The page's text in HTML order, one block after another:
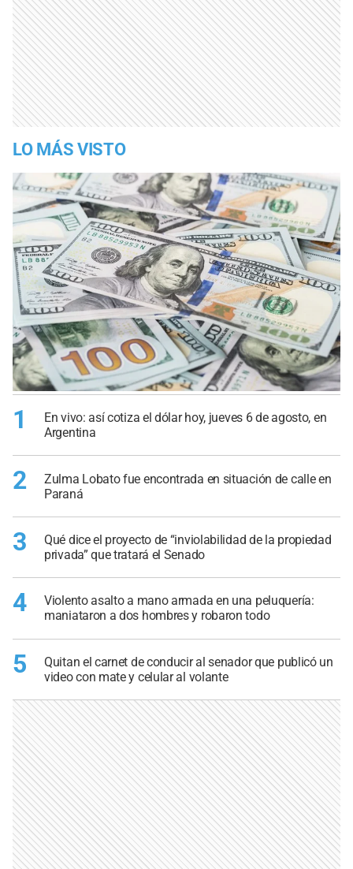
LO MÁS VISTO
1
En vivo: así cotiza el dólar hoy, jueves 6 de agosto, en
Argentina
2
Zulma Lobato fue encontrada en situación de calle en
Paraná
3
Qué dice el proyecto de “inviolabilidad de la propiedad
privada” que tratará el Senado
4
Violento asalto a mano armada en una peluquería:
maniataron a dos hombres y robaron todo
5
Quitan el carnet de conducir al senador que publicó un
video con mate y celular al volante